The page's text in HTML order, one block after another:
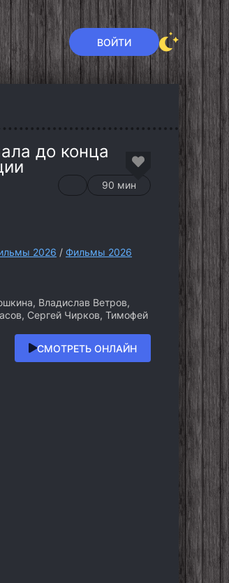
ВОЙТИ
до конца
90 мин
2026 / Фильмы 2026
Владислав Ветров,
Сергей Чирков, Тимофей
СМОТРЕТЬ ОНЛАЙН